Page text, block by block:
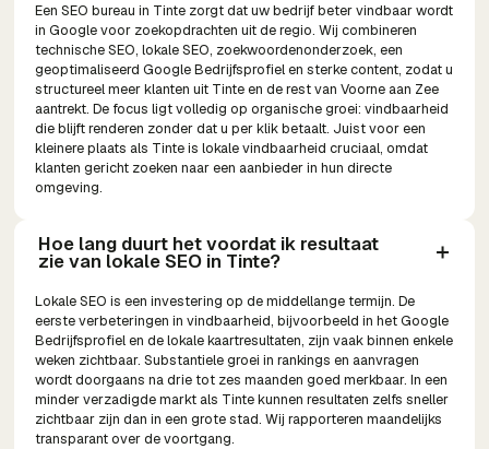
Een SEO bureau in Tinte zorgt dat uw bedrijf beter vindbaar wordt
in Google voor zoekopdrachten uit de regio. Wij combineren
technische SEO, lokale SEO, zoekwoordenonderzoek, een
geoptimaliseerd Google Bedrijfsprofiel en sterke content, zodat u
structureel meer klanten uit Tinte en de rest van Voorne aan Zee
aantrekt. De focus ligt volledig op organische groei: vindbaarheid
die blijft renderen zonder dat u per klik betaalt. Juist voor een
kleinere plaats als Tinte is lokale vindbaarheid cruciaal, omdat
klanten gericht zoeken naar een aanbieder in hun directe
omgeving.
Hoe lang duurt het voordat ik resultaat
zie van lokale SEO in Tinte?
Lokale SEO is een investering op de middellange termijn. De
eerste verbeteringen in vindbaarheid, bijvoorbeeld in het Google
Bedrijfsprofiel en de lokale kaartresultaten, zijn vaak binnen enkele
weken zichtbaar. Substantiele groei in rankings en aanvragen
wordt doorgaans na drie tot zes maanden goed merkbaar. In een
minder verzadigde markt als Tinte kunnen resultaten zelfs sneller
zichtbaar zijn dan in een grote stad. Wij rapporteren maandelijks
transparant over de voortgang.